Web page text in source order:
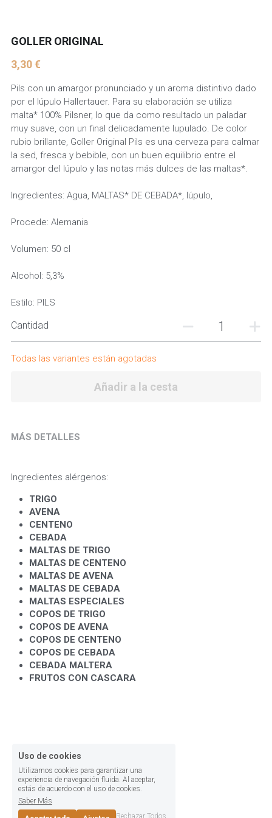
GOLLER ORIGINAL
3,30 €
Pils con un amargor pronunciado y un aroma distintivo dado
por el lúpulo Hallertauer. Para su elaboración se utiliza
malta* 100% Pilsner, lo que da como resultado un paladar
muy suave, con un final delicadamente lupulado. De color
rubio brillante, Goller Original Pils es una cerveza para calmar
la sed, fresca y bebible, con un buen equilibrio entre el
amargor del lúpulo y las notas más dulces de las maltas*.
Ingredientes: Agua, MALTAS* DE CEBADA*, lúpulo,
Procede: Alemania
Volumen: 50 cl
Alcohol: 5,3%
Estilo: PILS
Cantidad
Todas las variantes están agotadas
Añadir a la cesta
MÁS DETALLES
Ingredientes alérgenos:
TRIGO
AVENA
CENTENO
CEBADA
MALTAS DE TRIGO
MALTAS DE CENTENO
MALTAS DE AVENA
MALTAS DE CEBADA
MALTAS ESPECIALES
COPOS DE TRIGO
COPOS DE AVENA
COPOS DE CENTENO
COPOS DE CEBADA
CEBADA MALTERA
FRUTOS CON CASCARA
Uso de cookies
Utilizamos cookies para garantizar una
experiencia de navegación fluida. Al aceptar,
estás de acuerdo con el uso de cookies.
Saber Más
Rechazar Todos